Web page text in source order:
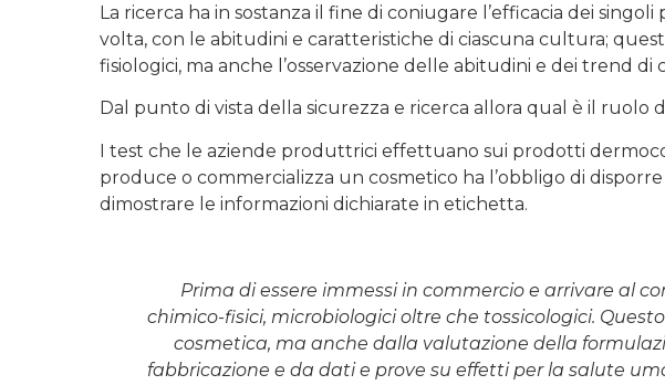
La ricerca ha in sostanza il fine di coniugare l’efficacia dei
volta, con le abitudini e caratteristiche di ciascuna cultura;
fisiologici, ma anche l’osservazione delle abitudini e dei trend di
Dal punto di vista della sicurezza e ricerca allora qual è il ruolo
I test che le aziende produttrici effettuano sui prodotti
produce o commercializza un cosmetico ha l’obbligo di
dimostrare le informazioni dichiarate in etichetta.
Prima di essere immessi in commercio e arrivare al
chimico-fisici, microbiologici oltre che tossicologici.
cosmetica, ma anche dalla valutazione della
fabbricazione e da dati e prove su effetti per la salute